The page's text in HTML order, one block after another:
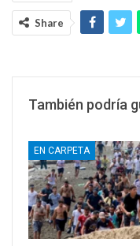
Share
También podría
EN CARPETA